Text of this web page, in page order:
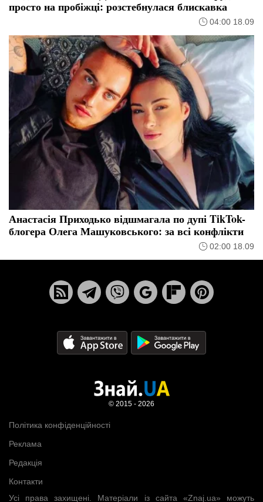
просто на пробіжці: розстебнулася блискавка
04:00 18.09
Анастасія Приходько відшмагала по дупі TikTok-
блогера Олега Машуковського: за всі конфлікти
02:00 18.09
Усі права захищені. Матеріали із сайта «Znaj.ua» можуть
Політика конфіденційності
Реклама
Редакція
Контакти
© 2015 - 2026